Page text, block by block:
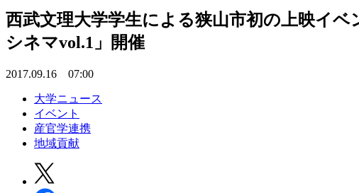
西武文理大学学生による狭山市初の上映イ
シネマvol.1」開催
2017.09.16 07:00
大学ニュース
イベント
産官学連携
地域貢献